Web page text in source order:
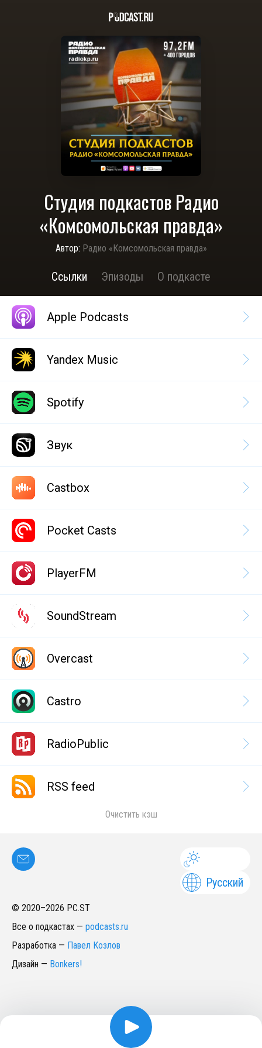
Студия подкастов Радио
«Комсомольская правда»
Автор: Радио «Комсомольская правда»
Ссылки Эпизоды О подкасте
Apple Podcasts
Yandex Music
Spotify
Звук
Castbox
Pocket Casts
PlayerFM
SoundStream
Overcast
Castro
RadioPublic
RSS feed
Очистить кэш
Русский
© 2020–2026 PC.ST
Все о подкастах — podcasts.ru
Разработка — Павел Козлов
Дизайн — Bonkers!